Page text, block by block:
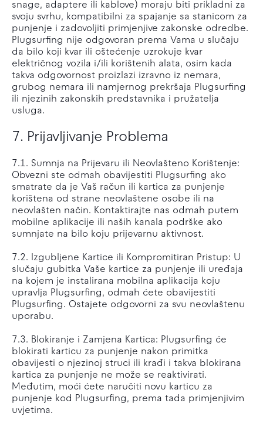
snage, adaptere ili kablove) moraju biti prikladni za
svoju svrhu, kompatibilni za spajanje sa stanicom za
punjenje i zadovoljiti primjenjive zakonske odredbe.
Plugsurfing nije odgovoran prema Vama u slučaju
da bilo koji kvar ili oštećenje uzrokuje kvar
električnog vozila i/ili korištenih alata, osim kada
takva odgovornost proizlazi izravno iz nemara,
grubog nemara ili namjernog prekršaja Plugsurfing
ili njezinih zakonskih predstavnika i pružatelja
usluga.
7. Prijavljivanje Problema
7.1. Sumnja na Prijevaru ili Neovlašteno Korištenje:
Obvezni ste odmah obavijestiti Plugsurfing ako
smatrate da je Vaš račun ili kartica za punjenje
korištena od strane neovlaštene osobe ili na
neovlašten način. Kontaktirajte nas odmah putem
mobilne aplikacije ili naših kanala podrške ako
sumnjate na bilo koju prijevarnu aktivnost.
7.2. Izgubljene Kartice ili Kompromitiran Pristup: U
slučaju gubitka Vaše kartice za punjenje ili uređaja
na kojem je instalirana mobilna aplikacija koju
upravlja Plugsurfing, odmah ćete obavijestiti
Plugsurfing. Ostajete odgovorni za svu neovlaštenu
uporabu.
7.3. Blokiranje i Zamjena Kartica: Plugsurfing će
blokirati karticu za punjenje nakon primitka
obavijesti o njezinoj struci ili krađi i takva blokirana
kartica za punjenje ne može se reaktivirati.
Međutim, moći ćete naručiti novu karticu za
punjenje kod Plugsurfing, prema tada primjenjivim
uvjetima.